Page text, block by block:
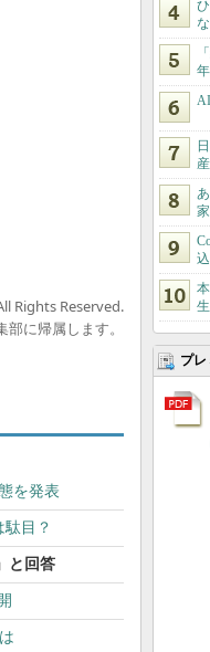
Rights Reserved.
に帰属します。
を発表
目？
と回答
プ